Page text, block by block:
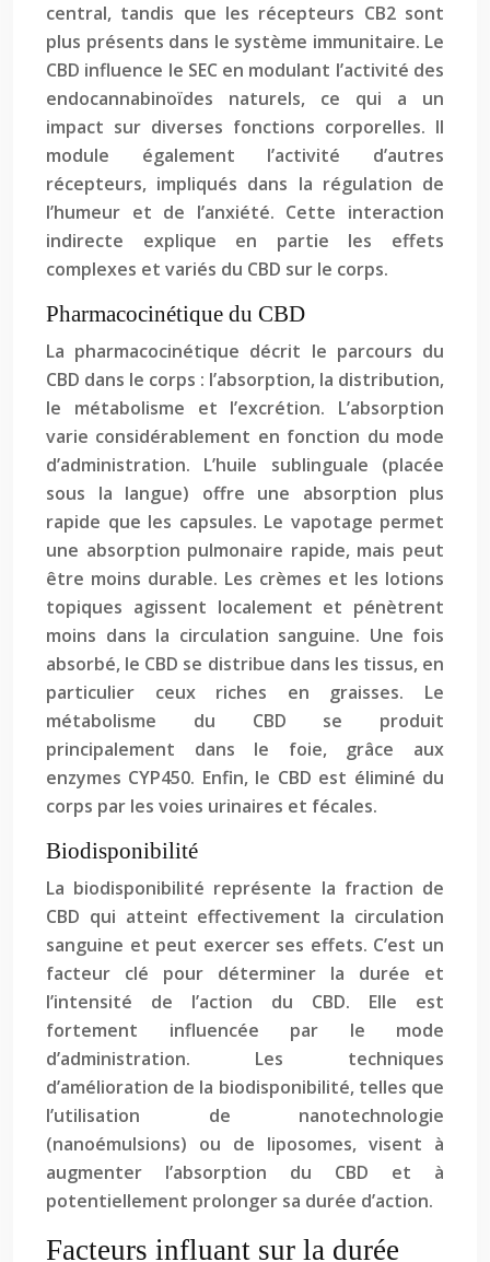
central, tandis que les récepteurs CB2 sont
plus présents dans le système immunitaire. Le
CBD influence le SEC en modulant l’activité des
endocannabinoïdes naturels, ce qui a un
impact sur diverses fonctions corporelles. Il
module également l’activité d’autres
récepteurs, impliqués dans la régulation de
l’humeur et de l’anxiété. Cette interaction
indirecte explique en partie les effets
complexes et variés du CBD sur le corps.
Pharmacocinétique du CBD
La pharmacocinétique décrit le parcours du
CBD dans le corps : l’absorption, la distribution,
le métabolisme et l’excrétion. L’absorption
varie considérablement en fonction du mode
d’administration. L’huile sublinguale (placée
sous la langue) offre une absorption plus
rapide que les capsules. Le vapotage permet
une absorption pulmonaire rapide, mais peut
être moins durable. Les crèmes et les lotions
topiques agissent localement et pénètrent
moins dans la circulation sanguine. Une fois
absorbé, le CBD se distribue dans les tissus, en
particulier ceux riches en graisses. Le
métabolisme du CBD se produit
principalement dans le foie, grâce aux
enzymes CYP450. Enfin, le CBD est éliminé du
corps par les voies urinaires et fécales.
Biodisponibilité
La biodisponibilité représente la fraction de
CBD qui atteint effectivement la circulation
sanguine et peut exercer ses effets. C’est un
facteur clé pour déterminer la durée et
l’intensité de l’action du CBD. Elle est
fortement influencée par le mode
d’administration. Les techniques
d’amélioration de la biodisponibilité, telles que
l’utilisation de nanotechnologie
(nanoémulsions) ou de liposomes, visent à
augmenter l’absorption du CBD et à
potentiellement prolonger sa durée d’action.
Facteurs influant sur la durée